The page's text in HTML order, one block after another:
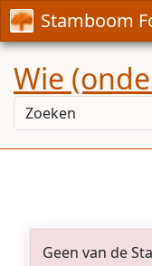
Stamboom
Wie
Geen van de